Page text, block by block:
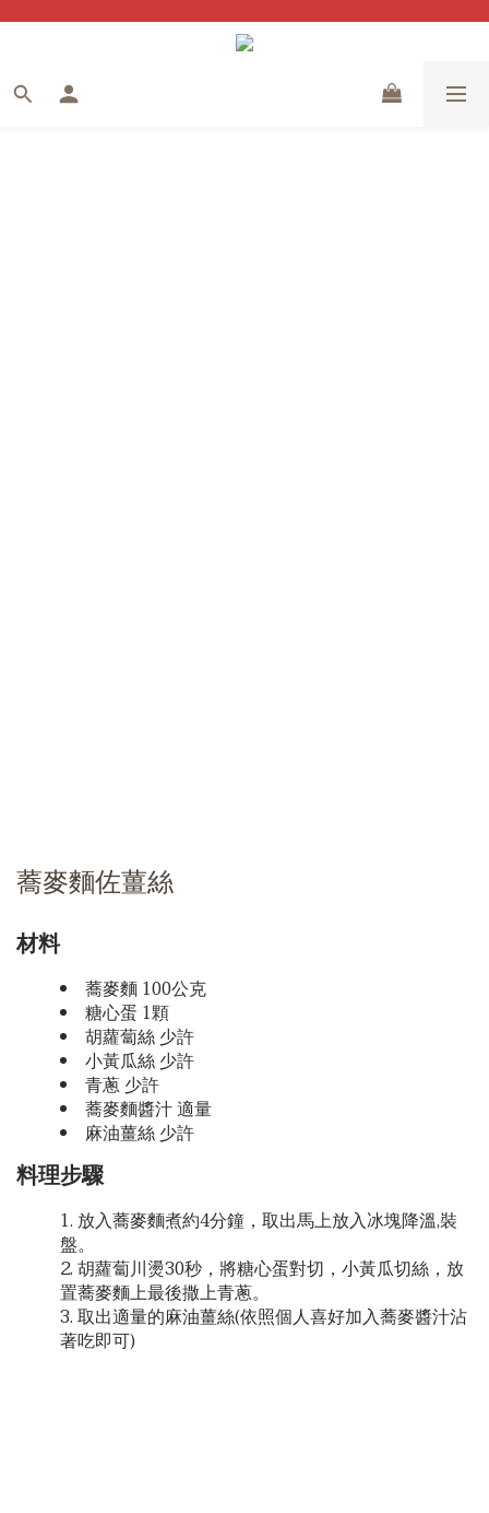
蕎麥麵佐薑絲
材料
蕎麥麵 100公克
糖心蛋 1顆
胡蘿蔔絲 少許
小黃瓜絲 少許
青蔥 少許
蕎麥麵醬汁 適量
麻油薑絲 少許
料理步驟
放入蕎麥麵煮約4分鐘，取出馬上放入冰塊降溫,裝
盤。
胡蘿蔔川燙30秒，將糖心蛋對切，小黃瓜切絲，放
置蕎麥麵上最後撒上青蔥。
取出適量的麻油薑絲(依照個人喜好加入蕎麥醬汁沾
著吃即可)